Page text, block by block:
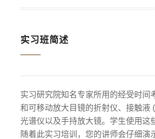
实习班简述
实习研究院知名专家所用的经受时
和可移动放大目镜的折射仪、接触液
光谱仪以及手持放大镜。学生使用这
随着此实习培训，您的讲师会仔细